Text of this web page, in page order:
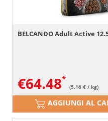
BELCANDO Adult Active
€64.48 (5.16 € / kg)
AGGIUNGI AL